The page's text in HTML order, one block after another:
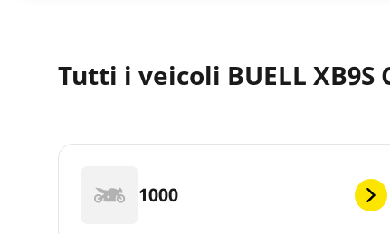
Tutti i veicoli BUELL XB9S
1000